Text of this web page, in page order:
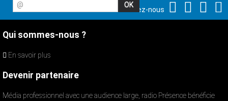
@
Suivez-nous
Qui sommes-nous ?
En savoir plus
Devenir partenaire
Média professionnel avec une audience large, radio Présence bénéficie